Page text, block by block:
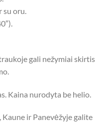
su oru.
gali nežymiai skirtis
Kaina nurodyta be helio.
ir Panevėžyje galite